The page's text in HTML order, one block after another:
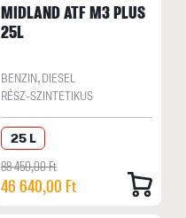
MIDLAND ATF M3 PLUS
25L
BENZIN, DIESEL
RÉSZ-SZINTETIKUS
25 L
88 450,00 Ft
46 640,00 Ft